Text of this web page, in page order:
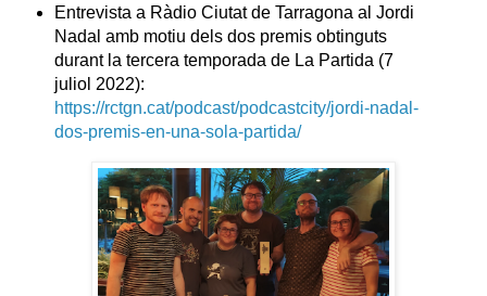
Entrevista a Ràdio Ciutat de Tarragona al Jordi
Nadal amb motiu dels dos premis obtinguts
durant la tercera temporada de La Partida (7
juliol 2022):
https://rctgn.cat/podcast/podcastcity/jordi-nadal-
dos-premis-en-una-sola-partida/